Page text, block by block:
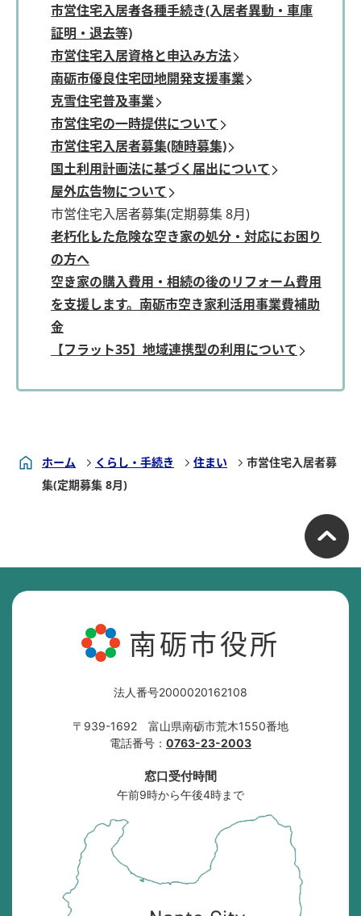
市営住宅入居者各種手続き(入居者異動・車庫
証明・退去等)
市営住宅入居資格と申込み方法
南砺市優良住宅団地開発支援事業
克雪住宅普及事業
市営住宅の一時提供について
市営住宅入居者募集(随時募集)
国土利用計画法に基づく届出について
屋外広告物について
市営住宅入居者募集(定期募集 8月)
老朽化した危険な空き家の処分・対応にお困り
の方へ
空き家の購入費用・相続の後のリフォーム費用
を支援します。南砺市空き家利活用事業費補助
金
【フラット35】地域連携型の利用について
ホーム くらし・手続き 住まい
市営住宅入居者募
集(定期募集 8月)
南砺市役所
法人番号2000020162108
〒939-1692 富山県南砺市荒木1550番地
電話番号： 0763-23-2003
窓口受付時間
午前9時から午後4時まで
位